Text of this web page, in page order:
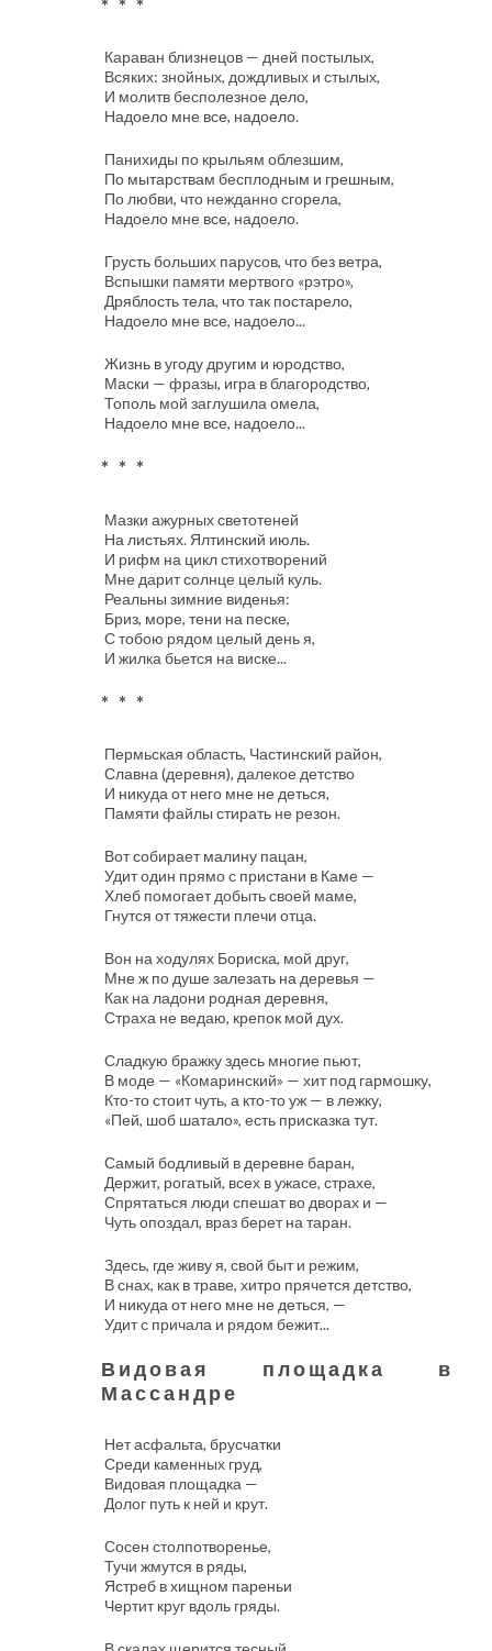
* * *
Караван близнецов — дней постылых,
Всяких: знойных, дождливых и стылых,
И молитв бесполезное дело,
Надоело мне все, надоело.
Панихиды по крыльям облезшим,
По мытарствам бесплодным и грешным,
По любви, что нежданно сгорела,
Надоело мне все, надоело.
Грусть больших парусов, что без ветра,
Вспышки памяти мертвого «рэтро»,
Дряблость тела, что так постарело,
Надоело мне все, надоело...
Жизнь в угоду другим и юродство,
Маски — фразы, игра в благородство,
Тополь мой заглушила омела,
Надоело мне все, надоело...
* * *
Мазки ажурных светотеней
На листьях. Ялтинский июль.
И рифм на цикл стихотворений
Мне дарит солнце целый куль.
Реальны зимние виденья:
Бриз, море, тени на песке,
С тобою рядом целый день я,
И жилка бьется на виске...
* * *
Пермьская область, Частинский район,
Славна (деревня), далекое детство
И никуда от него мне не деться,
Памяти файлы стирать не резон.
Вот собирает малину пацан,
Удит один прямо с пристани в Каме —
Хлеб помогает добыть своей маме,
Гнутся от тяжести плечи отца.
Вон на ходулях Бориска, мой друг,
Мне ж по душе залезать на деревья —
Как на ладони родная деревня,
Страха не ведаю, крепок мой дух.
Сладкую бражку здесь многие пьют,
В моде — «Комаринский» — хит под гармошку,
Кто-то стоит чуть, а кто-то уж — в лежку,
«Пей, шоб шатало», есть присказка тут.
Самый бодливый в деревне баран,
Держит, рогатый, всех в ужасе, страхе,
Спрятаться люди спешат во дворах и —
Чуть опоздал, враз берет на таран.
Здесь, где живу я, свой быт и режим,
В снах, как в траве, хитро прячется детство,
И никуда от него мне не деться, —
Удит с причала и рядом бежит...
Видовая площадка в
Массандре
Нет асфальта, брусчатки
Среди каменных груд,
Видовая площадка —
Долог путь к ней и крут.
Сосен столпотворенье,
Тучи жмутся в ряды,
Ястреб в хищном пареньи
Чертит круг вдоль гряды.